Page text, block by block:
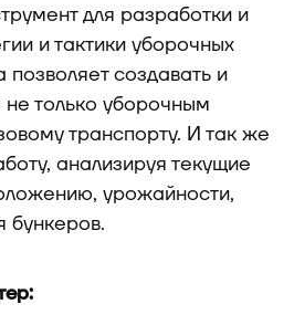
для разработки и
и тактики уборочных
создавать и
только уборочным
транспорту. И так же
анализируя текущие
урожайности,
бункеров.